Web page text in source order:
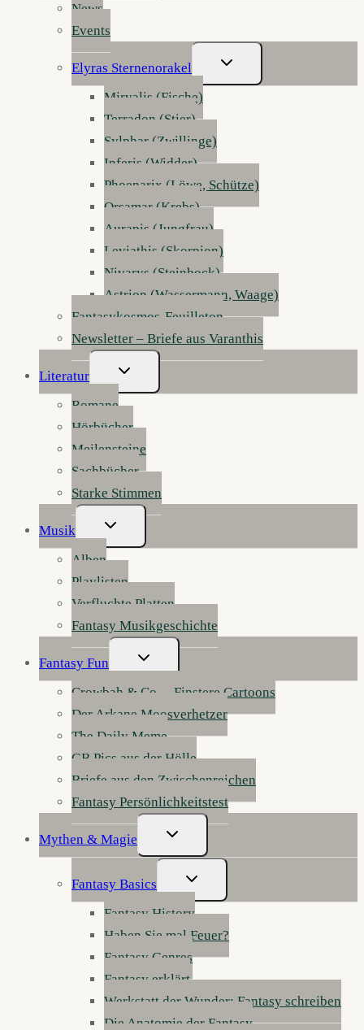
News
Events
Elyras Sternenorakel
Untermenü
Umschalten
Mirvalis (Fische)
Terradon (Stier)
Sylphar (Zwillinge)
Inferis (Widder)
Phoenarix (Löwe, Schütze)
Orsamar (Krebs)
Aurapis (Jungfrau)
Leviathis (Skorpion)
Nivarys (Steinbock)
Astrion (Wassermann, Waage)
Fantasykosmos-Feuilleton
Newsletter – Briefe aus Varanthis
Literatur
Untermenü
Umschalten
Romane
Hörbücher
Meilensteine
Sachbücher
Starke Stimmen
Musik
Untermenü
Umschalten
Alben
Playlisten
Verfluchte Platten
Fantasy Musikgeschichte
Fantasy Fun
Untermenü
Umschalten
Crowbah & Co. – Finstere Cartoons
Der Arkane Moosverhetzer
The Daily Meme
GB Pics aus der Hölle
Briefe aus den Zwischenreichen
Fantasy Persönlichkeitstest
Mythen & Magie
Untermenü
Umschalten
Fantasy Basics
Untermenü
Umschalten
Fantasy History
Haben Sie mal Feuer?
Fantasy Genres
Fantasy erklärt
Werkstatt der Wunder: Fantasy schreiben
Die Anatomie der Fantasy